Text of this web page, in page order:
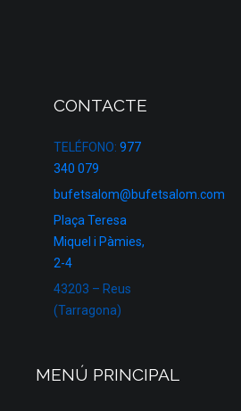
CONTACTE
TELÉFONO: 977
340 079
bufetsalom@bufetsalom.com
Plaça Teresa
Miquel i Pàmies,
2-4
43203 – Reus
(Tarragona)
MENÚ PRINCIPAL